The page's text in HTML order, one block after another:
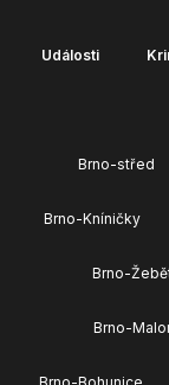
Události
Brno-střed
Brno-Kníničky
Brno-
Brno-